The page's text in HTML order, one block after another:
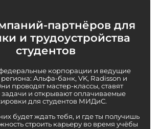
партнёров для
и трудоустройства
студентов
корпорации и ведущие
Альфа-банк, VK, Radisson и
проводят мастер-классы, ставят
и открывают оплачиваемые
для студентов МИДиС.
будет ждать тебя, и где ты получишь
строить карьеру во время учёбы